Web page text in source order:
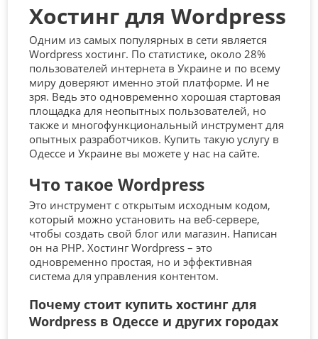
Хостинг для Wordpress
Одним из самых популярных в сети является
Wordpress хостинг. По статистике, около 28%
пользователей интернета в Украине и по всему
миру доверяют именно этой платформе. И не
зря. Ведь это одновременно хорошая стартовая
площадка для неопытных пользователей, но
также и многофункциональный инструмент для
опытных разработчиков. Купить такую услугу в
Одессе и Украине вы можете у нас на сайте.
Что такое Wordpress
Это инструмент с открытым исходным кодом,
который можно установить на веб-сервере,
чтобы создать свой блог или магазин. Написан
он на PHP. Хостинг Wordpress – это
одновременно простая, но и эффективная
система для управления контентом.
Почему стоит купить хостинг для
Wordpress в Одессе и других городах